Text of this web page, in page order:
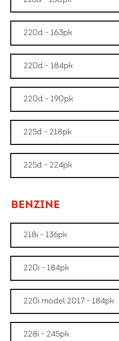
220d - 163pk
220d - 184pk
220d - 190pk
225d - 218pk
225d - 224pk
BENZINE
218i - 136pk
220i - 184pk
220i model 2017 - 184pk
228i - 245pk